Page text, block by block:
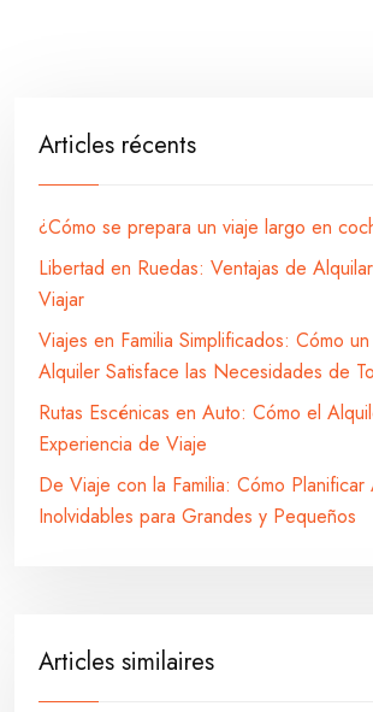
Articles récents
¿Cómo se prepara un viaje largo en
Libertad en Ruedas: Ventajas de
Viajar
Viajes en Familia Simplificados: Cómo
Alquiler Satisface las Necesidades de
Rutas Escénicas en Auto: Cómo el
Experiencia de Viaje
De Viaje con la Familia: Cómo Planificar
Inolvidables para Grandes y Pequeños
Articles similaires